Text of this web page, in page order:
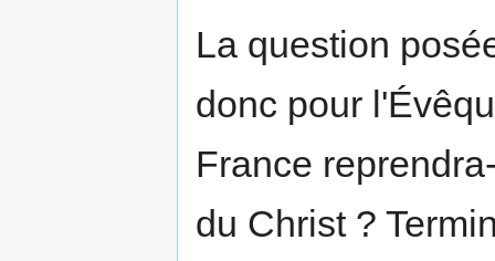
La question
donc pour
France
du Christ ?